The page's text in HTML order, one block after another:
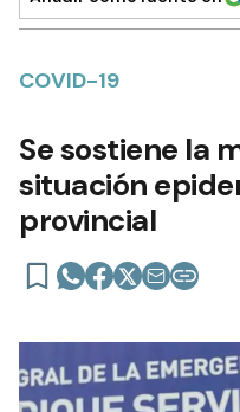
COVID-19
Se sostiene la
situación
provincial